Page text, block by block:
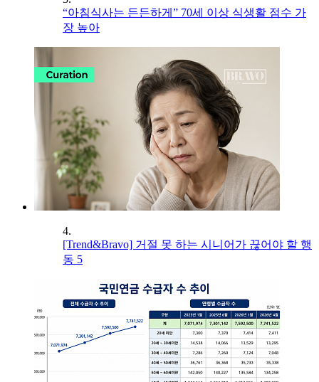
“아침식사는 든든하게” 70세 이상 식생활 점수 가
장 높아
4.
[Trend&Bravo] 거절 못 하는 시니어가 끊어야 할 행
동 5